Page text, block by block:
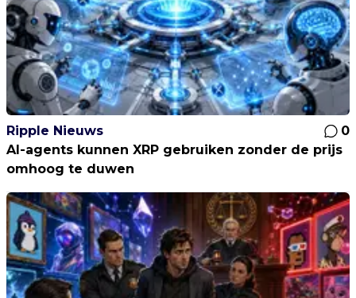
Ripple Nieuws
0
AI-agents kunnen XRP gebruiken zonder de prijs
omhoog te duwen